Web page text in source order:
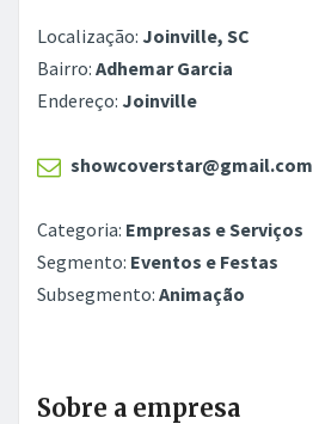
Localização: Joinville, SC
Bairro: Adhemar Garcia
Endereço: Joinville
showcoverstar@gmail.com
Categoria: Empresas e Serviços
Segmento: Eventos e Festas
Subsegmento: Animação
Sobre a empresa